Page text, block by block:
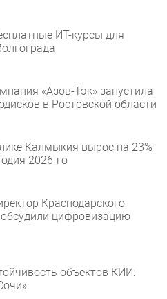
ИТ-курсы для
«Азов-Тэк» запустила
в Ростовской области
Калмыкия вырос на 23%
2026-го
Краснодарского
цифровизацию
объектов КИИ: